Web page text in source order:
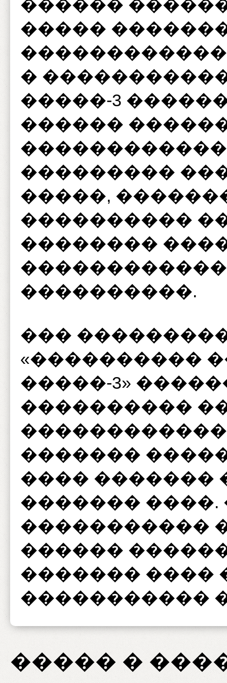
������
�����
�
�����-3
������
���������
�����,
����������
��������
����������.
���
«����������
�����-3»
����������
�������
���� �������
������� ����.
�����������
������
������� ����
�����������
����� �